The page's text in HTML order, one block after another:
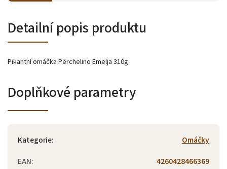
Detailní popis produktu
Pikantní omáčka Perchelino Emelja 310g
Doplňkové parametry
Kategorie:
Omáčky
EAN: 4260428466369